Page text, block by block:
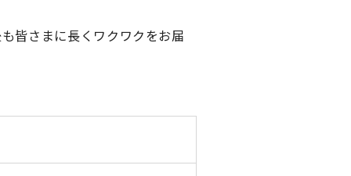
皆さまに長くワクワクをお届